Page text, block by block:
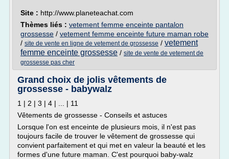
Site : http://www.planeteachat.com
Thèmes liés : vetement femme enceinte pantalon
grossesse / vetement femme enceinte future maman robe
/ site de vente en ligne de vetement de grossesse / vetement
femme enceinte grossesse / site de vente de vetement de
grossesse pas cher
Grand choix de jolis vêtements de
grossesse - babywalz
1 | 2 | 3 | 4 | ... | 11
Vêtements de grossesse - Conseils et astuces
Lorsque l'on est enceinte de plusieurs mois, il n'est pas
toujours facile de trouver le vêtement de grossesse qui
convient parfaitement et qui met en valeur la beauté et les
formes d'une future maman. C'est pourquoi baby-walz